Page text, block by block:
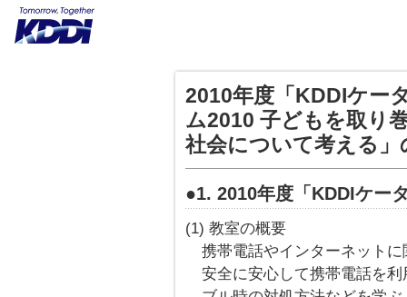
2010年度「KDDIケー
ム2010 子どもを取り
社会について考える
●1. 2010年度「KDDIケー
(1) 教室の概要
携帯電話やインターネット
安全に安心して携帯電話を